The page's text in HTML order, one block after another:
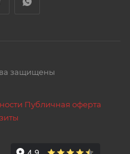
защищены
Публичная оферта